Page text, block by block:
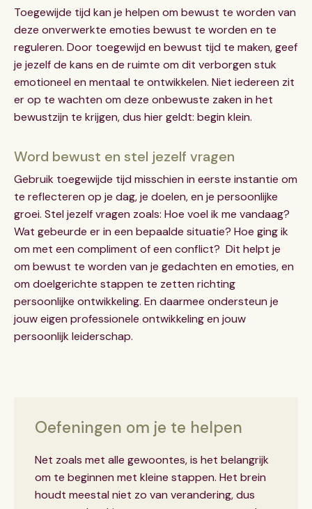
Toegewijde tijd kan je helpen om bewust te worden van
deze onverwerkte emoties bewust te worden en te
reguleren. Door toegewijd en bewust tijd te maken, geef
je jezelf de kans en de ruimte om dit verborgen stuk
emotioneel en mentaal te ontwikkelen. Niet iedereen zit
er op te wachten om deze onbewuste zaken in het
bewustzijn te krijgen, dus hier geldt: begin klein.
Word bewust en stel jezelf vragen
Gebruik toegewijde tijd misschien in eerste instantie om
te reflecteren op je dag, je doelen, en je persoonlijke
groei. Stel jezelf vragen zoals: Hoe voel ik me vandaag?
Wat gebeurde er in een bepaalde situatie? Hoe ging ik
om met een compliment of een conflict? Dit helpt je
om bewust te worden van je gedachten en emoties, en
om doelgerichte stappen te zetten richting
persoonlijke ontwikkeling. En daarmee ondersteun je
jouw eigen professionele ontwikkeling en jouw
persoonlijk leiderschap.
Oefeningen om je te helpen
Net zoals met alle gewoontes, is het belangrijk
om te beginnen met kleine stappen. Het brein
houdt meestal niet zo van verandering, dus